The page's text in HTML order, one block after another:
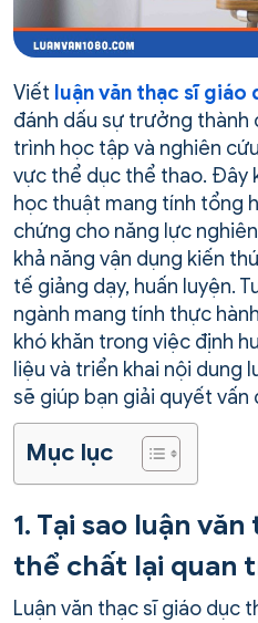
Viết luận văn thạc sĩ
đánh dấu sự trưởng thành
trình học tập và nghiên
vực thể dục thể thao. Đây
học thuật mang tính tổng
chứng cho năng lực
khả năng vận dụng kiến
tế giảng dạy, huấn luyện.
ngành mang tính thực
khó khăn trong việc định
liệu và triển khai nội dung
sẽ giúp bạn giải quyết vấn
Mục lục
1. Tại sao luận
thể chất lại quan
Luận văn thạc sĩ giáo dục